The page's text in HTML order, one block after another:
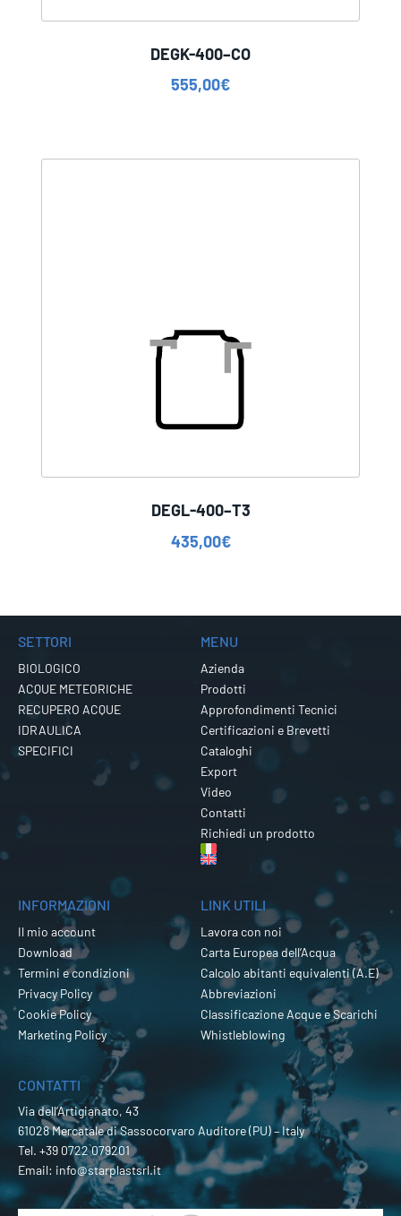
DEGK-400–CO
555,00€
DEGL-400–T3
435,00€
SETTORI
BIOLOGICO
ACQUE METEORICHE
RECUPERO ACQUE
IDRAULICA
SPECIFICI
MENU
Azienda
Prodotti
Approfondimenti Tecnici
Certificazioni e Brevetti
Cataloghi
Export
Video
Contatti
Richiedi un prodotto
INFORMAZIONI
Il mio account
Download
Termini e condizioni
Privacy Policy
Cookie Policy
Marketing Policy
LINK UTILI
Lavora con noi
Carta Europea dell’Acqua
Calcolo abitanti equivalenti (A.E)
Abbreviazioni
Classificazione Acque e Scarichi
Whistleblowing
CONTATTI
Via dell’Artigianato, 43
61028 Mercatale di Sassocorvaro Auditore (PU) – Italy
Tel. +39 0722 079201
Email: info@starplastsrl.it